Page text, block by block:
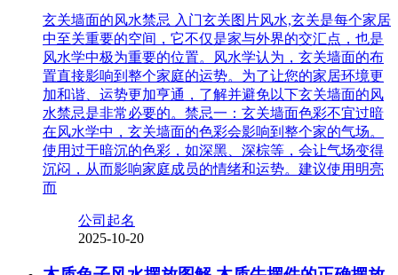
玄关墙面的风水禁忌 入门玄关图片风水,玄关是每个家居
中至关重要的空间，它不仅是家与外界的交汇点，也是
风水学中极为重要的位置。风水学认为，玄关墙面的布
置直接影响到整个家庭的运势。为了让您的家居环境更
加和谐、运势更加亨通，了解并避免以下玄关墙面的风
水禁忌是非常必要的。禁忌一：玄关墙面色彩不宜过暗
在风水学中，玄关墙面的色彩会影响到整个家的气场。
使用过于暗沉的色彩，如深黑、深棕等，会让气场变得
沉闷，从而影响家庭成员的情绪和运势。建议使用明亮
而
公司起名
2025-10-20